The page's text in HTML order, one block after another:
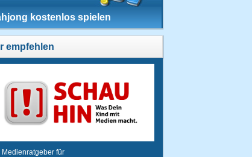
kostenlos spielen
empfehlen
Medienratgeber für